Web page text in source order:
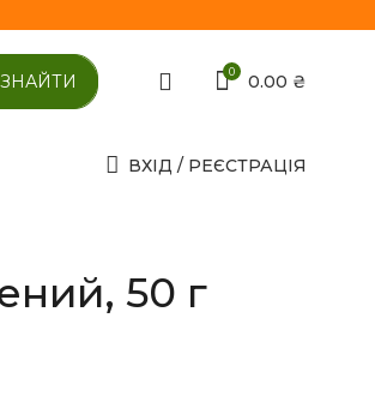
0 0.00 ₴
ВХІД / РЕЄСТРАЦІЯ
50 г